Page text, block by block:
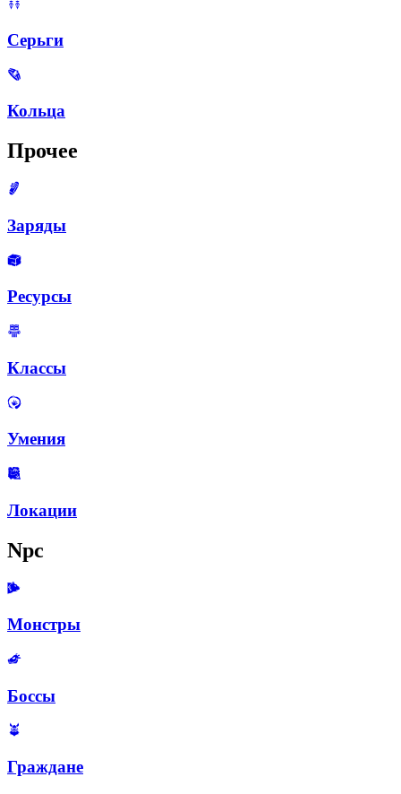
Серьги
Кольца
Прочее
Заряды
Ресурсы
Классы
Умения
Локации
Npc
Монстры
Боссы
Граждане